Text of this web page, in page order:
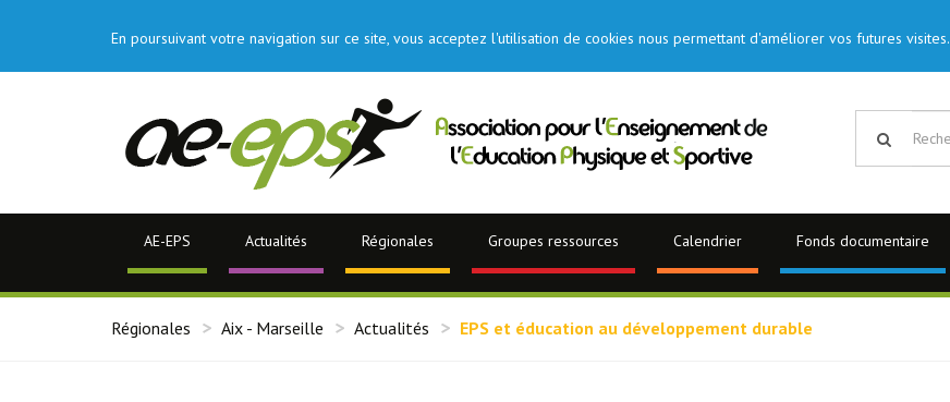
En poursuivant votre navigation sur ce site, vous acceptez l'utilisation de cookies nous permettant d'améliorer vos futures visites.
AE-EPS Actualités Régionales Groupes ressources Calendrier Fonds documentaire
Régionales Aix - Marseille Actualités EPS et éducation au développement durable